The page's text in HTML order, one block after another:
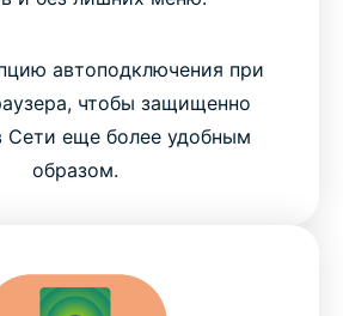
автоподключения при
чтобы защищенно
Сети еще более удобным
образом.